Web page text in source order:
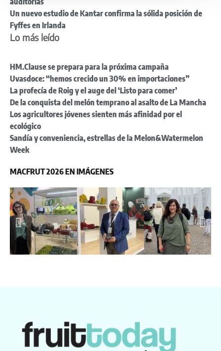
Un nuevo estudio de Kantar confirma la sólida posición de
Fyffes en Irlanda
Lo más leído
HM.Clause se prepara para la próxima campaña
Uvasdoce: “hemos crecido un 30% en importaciones”
La profecía de Roig y el auge del ‘Listo para comer’
De la conquista del melón temprano al asalto de La Mancha
Los agricultores jóvenes sienten más afinidad por el
ecológico
Sandía y conveniencia, estrellas de la Melon&Watermelon
Week
MACFRUT 2026 EN IMÁGENES